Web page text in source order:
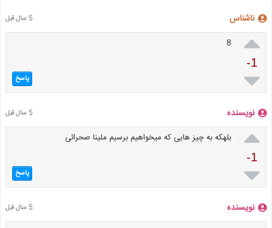
ناشناس 5 سال قبل

-1

8
پاسخ
نویسنده 5 سال قبل

-1

بلهکه به چیز هایی که میخواهیم برسیم ملینا صحرائی
پاسخ
نویسنده 5 سال قبل